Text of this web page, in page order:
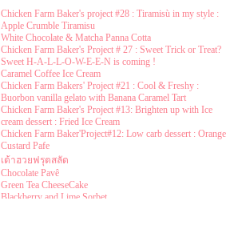
Chicken Farm Baker's project #28 : Tiramisù in my style :
Apple Crumble Tiramisu
White Chocolate & Matcha Panna Cotta
Chicken Farm Baker's Project # 27 : Sweet Trick or Treat?
Sweet H-A-L-L-O-W-E-E-N is coming !
Caramel Coffee Ice Cream
Chicken Farm Bakers' Project #21 : Cool & Freshy :
Buorbon vanilla gelato with Banana Caramel Tart
Chicken Farm Baker's Project #13: Brighten up with Ice
cream dessert : Fried Ice Cream
Chicken Farm Baker'Project#12: Low carb dessert : Orange
Custard Pafe
เต้าฮวยฟรุตสลัด
Chocolate Pavê
Green Tea CheeseCake
Blackberry and Lime Sorbet